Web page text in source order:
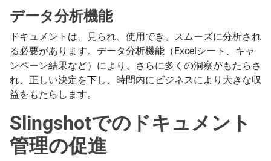
データ分析機能
ドキュメントは、見られ、使用でき、スムーズに分析され
る必要があります。データ分析機能（Excelシート、キャ
ンペーン結果など）により、さらに多くの洞察がもたらさ
れ、正しい決定を下し、時間内にビジネスにより大きな収
益をもたらします。
Slingshotでのドキュメント
管理の促進